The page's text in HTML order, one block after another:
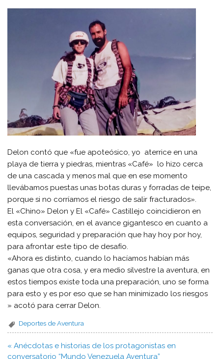
Delon contó que «fue apoteósico, yo aterrice en una
playa de tierra y piedras, mientras «Café» lo hizo cerca
de una cascada y menos mal que en ese momento
llevábamos puestas unas botas duras y forradas de teipe,
porque si no corríamos el riesgo de salir fracturados».
El «Chino» Delon y El «Café» Castillejo coincidieron en
esta conversación, en el avance gigantesco en cuanto a
equipos, seguridad y preparación que hay hoy por hoy,
para afrontar este tipo de desafío.
«Ahora es distinto, cuando lo hacíamos habían más
ganas que otra cosa, y era medio silvestre la aventura, en
estos tiempos existe toda una preparación, uno se forma
para esto y es por eso que se han minimizado los riesgos
» acotó para cerrar Delon.
Deportes de Aventura
Navegación
de
« Anécdotas e historias de los protagonistas en
conversatorio “Mundo Venezuela Aventura”